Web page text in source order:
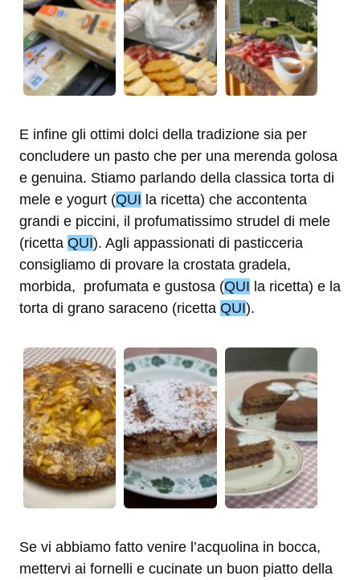
E infine gli ottimi dolci della tradizione sia per
concludere un pasto che per una merenda golosa
e genuina. Stiamo parlando della classica torta di
mele e yogurt (QUI la ricetta) che accontenta
grandi e piccini, il profumatissimo strudel di mele
(ricetta QUI). Agli appassionati di pasticceria
consigliamo di provare la crostata gradela,
morbida, profumata e gustosa (QUI la ricetta) e la
torta di grano saraceno (ricetta QUI).
Se vi abbiamo fatto venire l’acquolina in bocca,
mettervi ai fornelli e cucinate un buon piatto della